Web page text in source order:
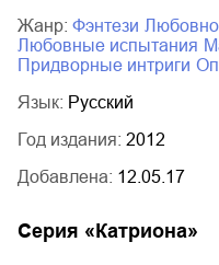
Жанр:
фэнтези
любовные испытания
придворные интриги
Язык: Русский
Год издания: 2012
Добавлена: 12.05.17
Серия « Катриона»